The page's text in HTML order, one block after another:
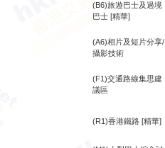
(B6)旅遊巴士及過境
巴士 [精華]
(A6)相片及短片分享/
攝影技術
(F1)交通路線集思建
議區
(R1)香港鐵路 [精華]